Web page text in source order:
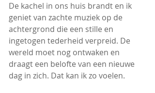
De kachel in ons huis brandt en ik
geniet van zachte muziek op de
achtergrond die een stille en
ingetogen tederheid verpreid. De
wereld moet nog ontwaken en
draagt een belofte van een nieuwe
dag in zich. Dat kan ik zo voelen.